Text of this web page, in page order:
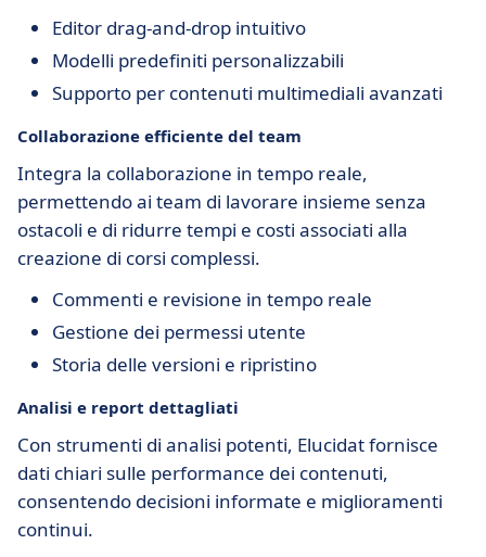
Editor drag-and-drop intuitivo
Modelli predefiniti personalizzabili
Supporto per contenuti multimediali avanzati
Collaborazione efficiente del team
Integra la collaborazione in tempo reale,
permettendo ai team di lavorare insieme senza
ostacoli e di ridurre tempi e costi associati alla
creazione di corsi complessi.
Commenti e revisione in tempo reale
Gestione dei permessi utente
Storia delle versioni e ripristino
Analisi e report dettagliati
Con strumenti di analisi potenti, Elucidat fornisce
dati chiari sulle performance dei contenuti,
consentendo decisioni informate e miglioramenti
continui.